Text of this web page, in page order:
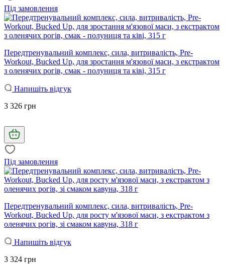
Під замовлення
Передтренувальний комплекс, сила, витривалість, Pre-
Workout, Bucked Up, для зростання м'язової маси, з екстрактом
з оленячих рогів, смак - полуниця та ківі, 315 г
Напишіть відгук
3 326 грн
Під замовлення
Передтренувальний комплекс, сила, витривалість, Pre-
Workout, Bucked Up, для росту м'язової маси, з екстрактом з
оленячих рогів, зі смаком кавуна, 318 г
Напишіть відгук
3 324 грн